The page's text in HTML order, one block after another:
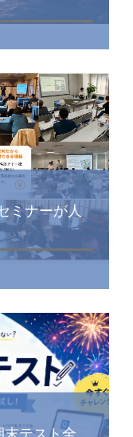
ミナーが人
末テスト全